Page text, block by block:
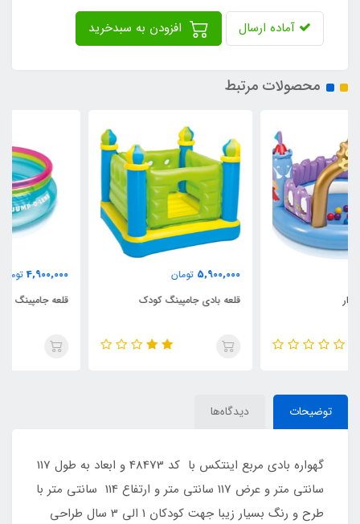
آماده ارسال
محصولات مرتبط
قلعه بادی جامپینگ کودک
قلعه جامپینگ دایره اینتکس
توضیحات دیدگاه‌ها
گهواره بادی مربع اینتکس با کد 48473 و ابعاد به طول 117
سانتی متر و عرض 117 سانتی متر و ارتفاع 114 سانتی متر با
طرح و رنگ بسیار زیبا جهت کودکان 1 الی 3 سال طراحی